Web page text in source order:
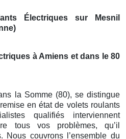
Électriques sur Mesnil
à Amiens et dans le 80
la Somme (80), se distingue
en état de volets roulants
qualifiés interviennent
tous vos problèmes, qu’il
Nous couvrons l’ensemble du